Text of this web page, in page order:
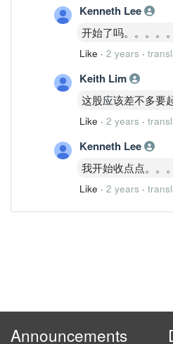
Kenneth Lee
开始了吗。。。。
Like · 2 years ·
Keith Lim
这股应该差不多要
Like · 2 years ·
Kenneth Lee
我开始收点点。。
Like · 2 years ·
Announcements